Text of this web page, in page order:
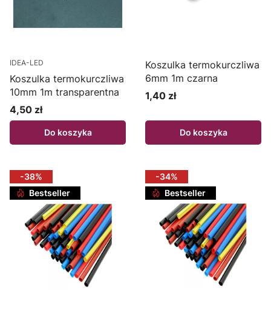
IDEA-LED
Koszulka termokurczliwa
10mm 1m transparentna
Cena
4,50 zł
Do koszyka
Koszulka termokurczliwa
6mm 1m czarna
Cena
1,40 zł
Do koszyka
-38%
Bestseller
-34%
Bestseller